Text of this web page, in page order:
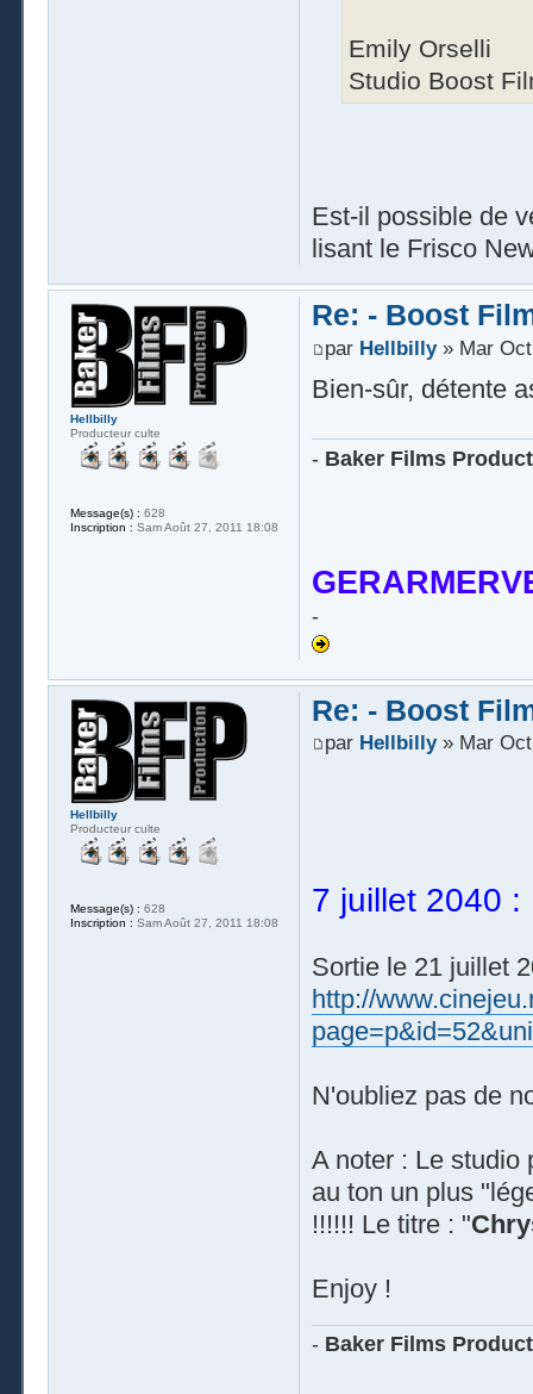
Emily Orselli
Studio Boost
Est-il possible de
lisant le Frisco
Re: - Boost
par Hellbilly» Mar Oct
Bien-sûr, détente
- Baker Films
-
Hellbilly
Producteur culte
Message(s) : 628
Inscription : Sam Août 27, 2011 18:08
Re: - Boost
par Hellbilly» Mar Oct
7 juillet 2040 :
Sortie le 21 juillet
http://
N'oubliez pas de
A noter : Le studio
au ton un plus
!!!!!! Le titre : "
Enjoy !
- Baker Films
Hellbilly
Producteur culte
Message(s) : 628
Inscription : Sam Août 27, 2011 18:08